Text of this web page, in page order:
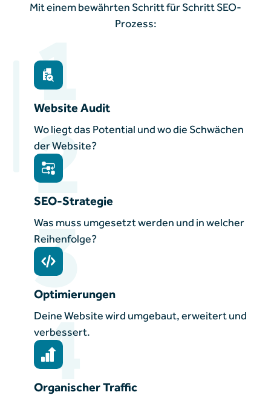
Mit einem bewährten Schritt für Schritt SEO-
Prozess:
1
Website Audit
Wo liegt das Potential und wo die Schwächen
der Website?
2
SEO-Strategie
Was muss umgesetzt werden und in welcher
Reihenfolge?
3
Optimierungen
Deine Website wird umgebaut, erweitert und
verbessert.
4
Organischer Traffic